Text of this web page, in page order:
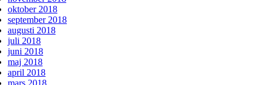
oktober 2018
september 2018
augusti 2018
juli 2018
juni 2018
maj 2018
april 2018